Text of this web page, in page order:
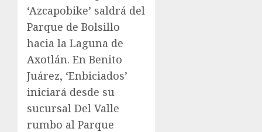
‘Azcapobike’ saldrá del
Parque de Bolsillo
hacia la Laguna de
Axotlán. En Benito
Juárez, ‘Enbiciados’
iniciará desde su
sucursal Del Valle
rumbo al Parque